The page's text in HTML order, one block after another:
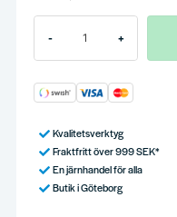
- +
Kvalitetsverktyg
Fraktfritt över 999 SEK*
En järnhandel för alla
Butik i Göteborg